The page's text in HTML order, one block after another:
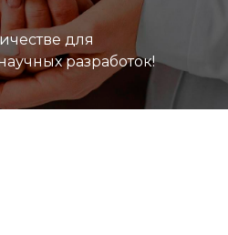
для
разработок!